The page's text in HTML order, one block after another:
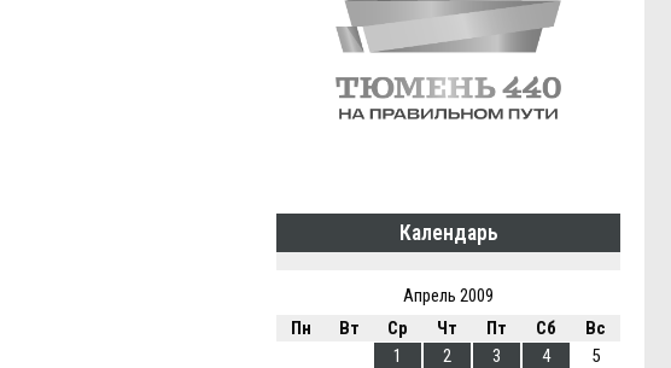
Календарь
Апрель 2009
Пн
Вт Ср Чт Пт Сб
Вс
1
2 3 4
5